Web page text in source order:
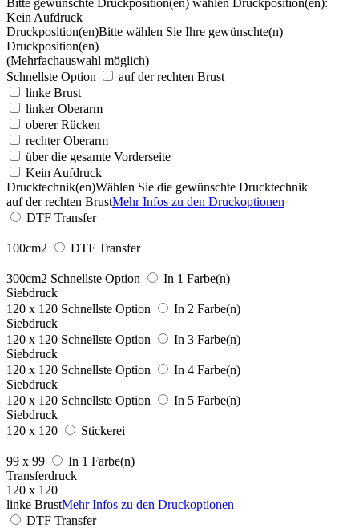
Kein Aufdruck
Druckposition(en)Bitte wählen Sie Ihre gewünschte(n)
Druckposition(en)
(Mehrfachauswahl möglich)
Schnellste Option
auf der rechten Brust
linke Brust
linker Oberarm
oberer Rücken
rechter Oberarm
über die gesamte Vorderseite
Kein Aufdruck
Drucktechnik(en)Wählen Sie die gewünschte Drucktechnik
auf der rechten BrustMehr Infos zu den Druckoptionen
DTF Transfer
100cm2 DTF Transfer
300cm2 Schnellste Option
In 1 Farbe(n)
Siebdruck
120 x 120 Schnellste Option
In 2 Farbe(n)
Siebdruck
120 x 120 Schnellste Option
In 3 Farbe(n)
Siebdruck
120 x 120 Schnellste Option
In 4 Farbe(n)
Siebdruck
120 x 120 Schnellste Option
In 5 Farbe(n)
Siebdruck
120 x 120
Stickerei
99 x 99
In 1 Farbe(n)
Transferdruck
120 x 120
linke BrustMehr Infos zu den Druckoptionen
DTF Transfer